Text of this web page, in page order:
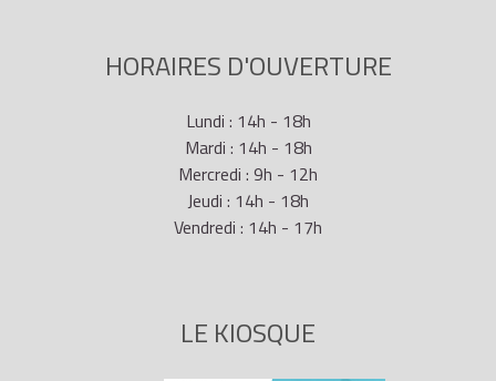
HORAIRES D'OUVERTURE
Lundi : 14h - 18h
Mardi : 14h - 18h
Mercredi : 9h - 12h
Jeudi : 14h - 18h
Vendredi : 14h - 17h
LE KIOSQUE